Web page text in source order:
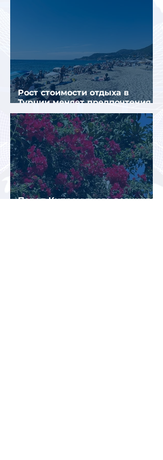
Рост стоимости отдыха в
Турции меняет предпочтения
туристов
Перед Кипром вновь возникла